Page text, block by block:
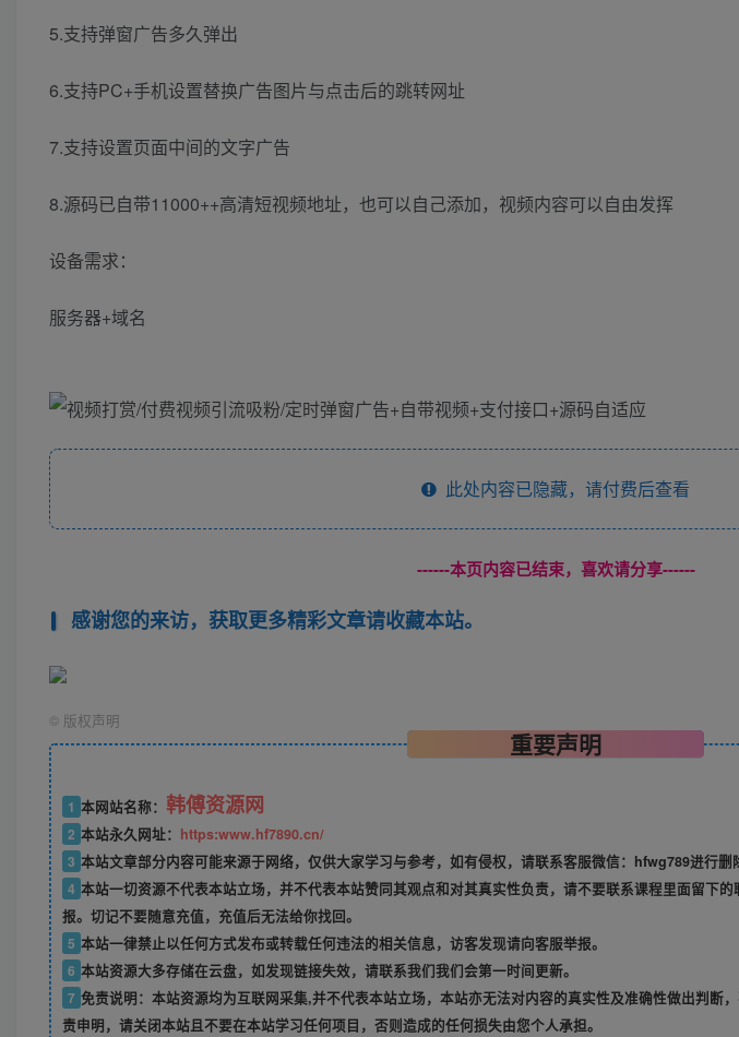
5.支持弹窗广告多久弹出
6.支持PC+手机设置替换广告图片与点击后的跳转网址
7.支持设置页面中间的文字广告
8.源码已自带11000++高清短视频地址，也可以自己添加，视频内容可以自由发挥
设备需求：
服务器+域名
此处内容已隐藏，请付费后查看
------本页内容已结束，喜欢请分享------
感谢您的来访，获取更多精彩文章请收藏本站。
© 版权声明
重要声明
1 本网站名称： 韩傅资源网
2 本站永久网址： https:www.hf7890.cn/
3 本站文章部分内容可能来源于网络，仅供大家学习与参考，如有侵权，请联系客服微信：hfwg789进行删
4 本站一切资源不代表本站立场，并不代表本站赞同其观点和对其真实性负责，请不要联系课程里面留下
报。切记不要随意充值，充值后无法给你找回。
5 本站一律禁止以任何方式发布或转载任何违法的相关信息，访客发现请向客服举报。
6 本站资源大多存储在云盘，如发现链接失效，请联系我们我们会第一时间更新。
7 免责说明：本站资源均为互联网采集,并不代表本站立场，本站亦无法对内容的真实性及准确性做出判断
责申明，请关闭本站且不要在本站学习任何项目，否则造成的任何损失由您个人承担。